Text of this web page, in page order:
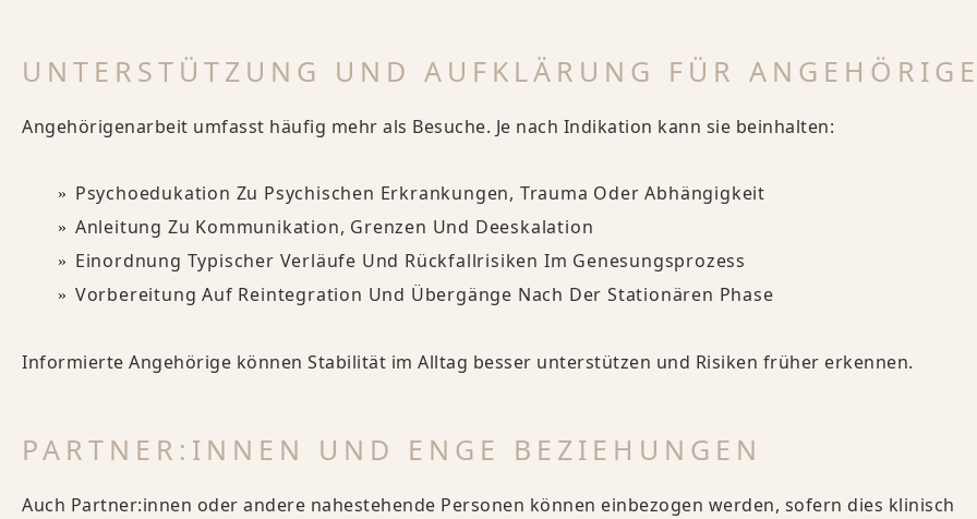
UNTERSTÜTZUNG UND AUFKLÄRUNG FÜR ANGEHÖRIGE
Angehörigenarbeit umfasst häufig mehr als Besuche. Je nach Indikation kann sie beinhalten:
Psychoedukation Zu Psychischen Erkrankungen, Trauma Oder Abhängigkeit
Anleitung Zu Kommunikation, Grenzen Und Deeskalation
Einordnung Typischer Verläufe Und Rückfallrisiken Im Genesungsprozess
Vorbereitung Auf Reintegration Und Übergänge Nach Der Stationären Phase
Informierte Angehörige können Stabilität im Alltag besser unterstützen und Risiken früher erkennen.
PARTNER:INNEN UND ENGE BEZIEHUNGEN
Auch Partner:innen oder andere nahestehende Personen können einbezogen werden, sofern dies klinisch